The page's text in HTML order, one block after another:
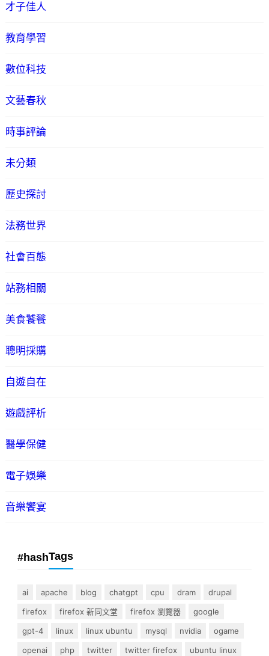
才子佳人
教育學習
數位科技
文藝春秋
時事評論
未分類
歷史探討
法務世界
社會百態
站務相關
美食饕餮
聰明採購
自遊自在
遊戲評析
醫學保健
電子娛樂
音樂饗宴
#hashTags
ai apache blog chatgpt cpu dram
drupal
firefox
firefox 新同文堂 firefox 瀏覽器
google
gpt-4
linux linux ubuntu mysql nvidia
ogame
openai
php twitter twitter firefox
ubuntu linux